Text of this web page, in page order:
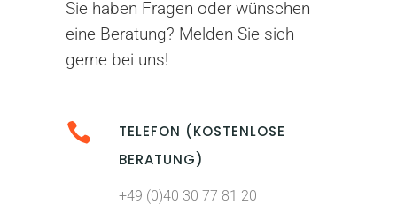
Sie haben Fragen oder wünschen
eine Beratung? Melden Sie sich
gerne bei uns!
TELEFON (KOSTENLOSE
BERATUNG)
+49 (0)40 30 77 81 20